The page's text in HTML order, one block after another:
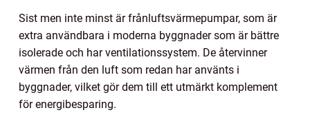
Sist men inte minst är frånluftsvärmepumpar, som är
extra användbara i moderna byggnader som är bättre
isolerade och har ventilationssystem. De återvinner
värmen från den luft som redan har använts i
byggnader, vilket gör dem till ett utmärkt komplement
för energibesparing.